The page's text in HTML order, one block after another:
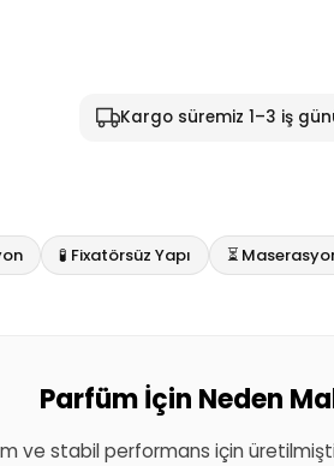
Kargo süremiz 1–3 iş
🧪 Fixatörsüz Yapı ⏳
Parfüm İçin Neden
ve stabil performans için